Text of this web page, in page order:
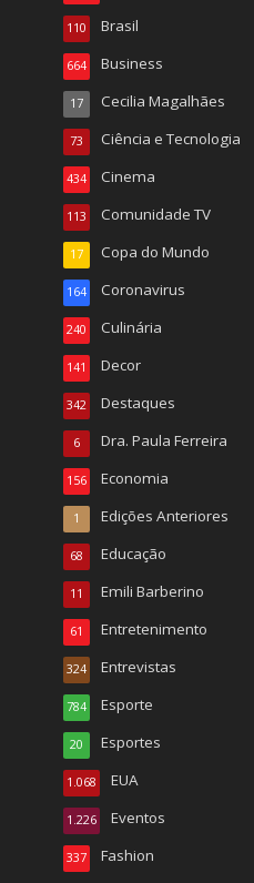
Brasil
110
Business
664
Cecilia Magalhães
17
Ciência e Tecnologia
73
Cinema
434
Comunidade TV
113
Copa do Mundo
17
Coronavirus
164
Culinária
240
Decor
141
Destaques
342
Dra. Paula Ferreira
6
Economia
156
Edições Anteriores
1
Educação
68
Emili Barberino
11
Entretenimento
61
Entrevistas
324
Esporte
784
Esportes
20
EUA
1.068
Eventos
1.226
Fashion
337